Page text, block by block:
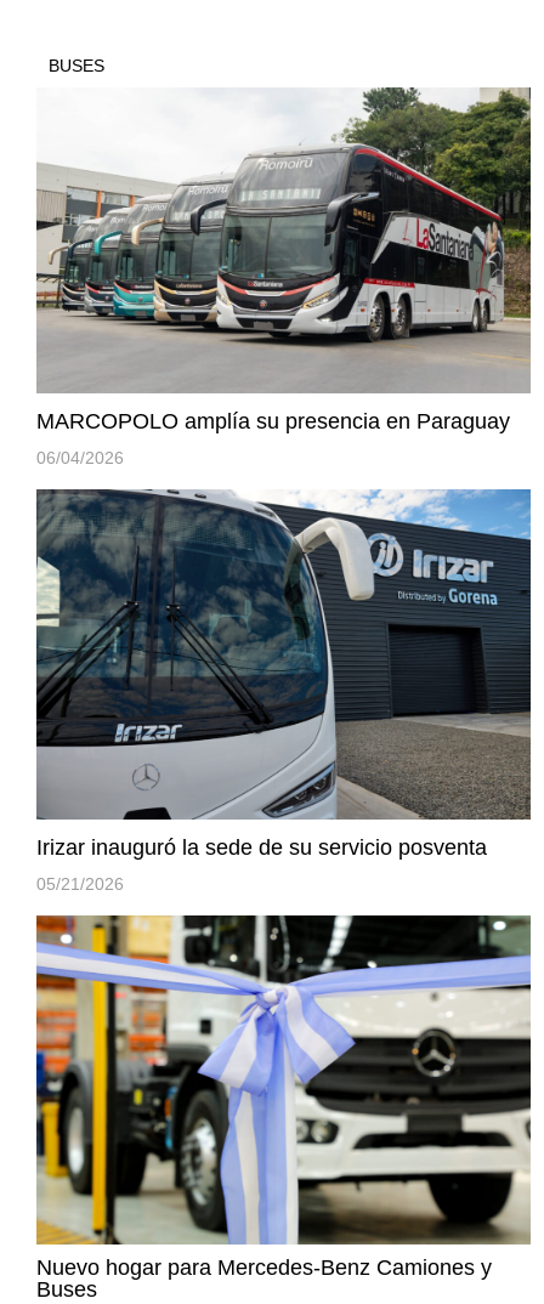
BUSES
MARCOPOLO amplía su presencia en Paraguay
06/04/2026
Irizar inauguró la sede de su servicio posventa
05/21/2026
Nuevo hogar para Mercedes-Benz Camiones y
Buses